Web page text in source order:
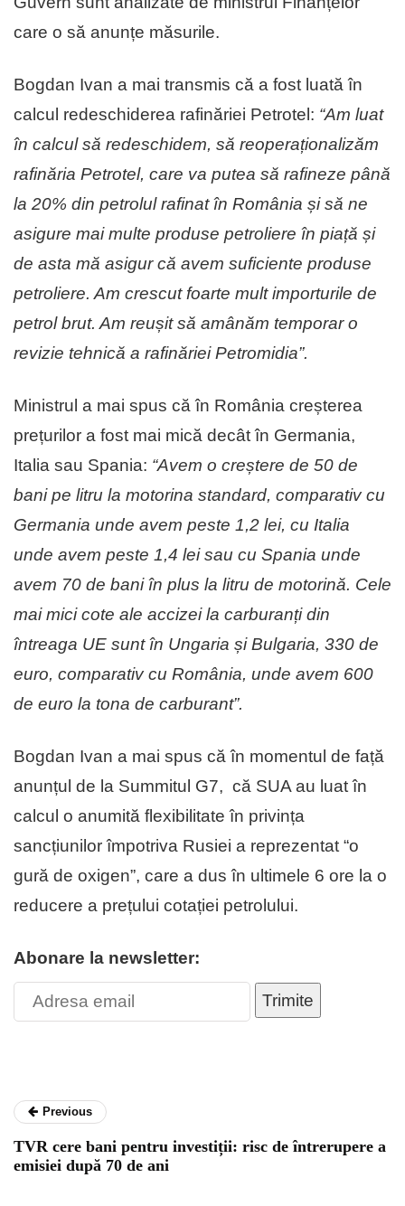
care o să anunțe măsurile.
Bogdan Ivan a mai transmis că a fost luată în
calcul redeschiderea rafinăriei Petrotel: “Am luat
în calcul să redeschidem, să reoperaționalizăm
rafinăria Petrotel, care va putea să rafineze până
la 20% din petrolul rafinat în România și să ne
asigure mai multe produse petroliere în piață și
de asta mă asigur că avem suficiente produse
petroliere. Am crescut foarte mult importurile de
petrol brut. Am reușit să amânăm temporar o
revizie tehnică a rafinăriei Petromidia”.
Ministrul a mai spus că în România creșterea
prețurilor a fost mai mică decât în Germania,
Italia sau Spania: “Avem o creștere de 50 de
bani pe litru la motorina standard, comparativ cu
Germania unde avem peste 1,2 lei, cu Italia
unde avem peste 1,4 lei sau cu Spania unde
avem 70 de bani în plus la litru de motorină. Cele
mai mici cote ale accizei la carburanți din
întreaga UE sunt în Ungaria și Bulgaria, 330 de
euro, comparativ cu România, unde avem 600
de euro la tona de carburant”.
Bogdan Ivan a mai spus că în momentul de față
anunțul de la Summitul G7, că SUA au luat în
calcul o anumită flexibilitate în privința
sancțiunilor împotriva Rusiei a reprezentat “o
gură de oxigen”, care a dus în ultimele 6 ore la o
reducere a prețului cotației petrolului.
Abonare la newsletter:
Trimite
Previous
TVR cere bani pentru investiții: risc de întrerupere a
emisiei după 70 de ani